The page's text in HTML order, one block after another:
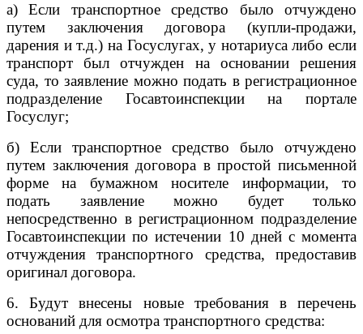
а) Если транспортное средство было отчуждено
путем заключения договора (купли-продажи,
дарения и т.д.) на Госуслугах, у нотариуса либо если
транспорт был отчужден на основании решения
суда, то заявление можно подать в регистрационное
подразделение Госавтоинспекции на портале
Госуслуг;
б) Если транспортное средство было отчуждено
путем заключения договора в простой письменной
форме на бумажном носителе информации, то
подать заявление можно будет только
непосредственно в регистрационном подразделение
Госавтоинспекции по истечении 10 дней с момента
отчуждения транспортного средства, предоставив
оригинал договора.
6. Будут внесены новые требования в перечень
оснований для осмотра транспортного средства: